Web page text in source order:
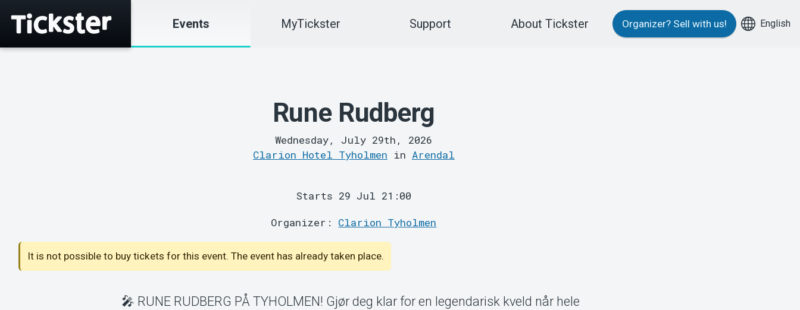
Events MyTickster Support About Tickster Organizer? Sell with us! English
Rune Rudberg
Wednesday, July 29th, 2026
Clarion Hotel Tyholmen in Arendal
Starts 29 Jul 21:00
Organizer: Clarion Tyholmen
It is not possible to buy tickets for this event. The event has already taken place.
🎤 RUNE RUDBERG PÅ TYHOLMEN! Gjør deg klar for en legendarisk kveld når hele